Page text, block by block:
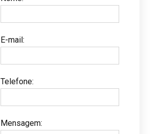
E-mail:
Telefone:
Mensagem: